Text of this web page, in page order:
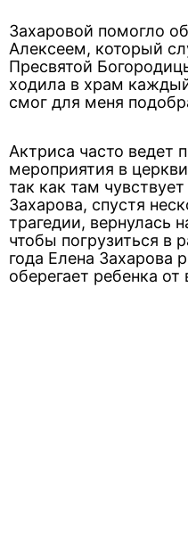
Захаровой помогло
Алексеем, который
Пресвятой
ходила в храм
смог для меня
Актриса часто ведет
мероприятия в
так как там
Захарова, спустя
трагедии, вернулась
чтобы погрузиться в
года Елена Захарова
оберегает ребенка